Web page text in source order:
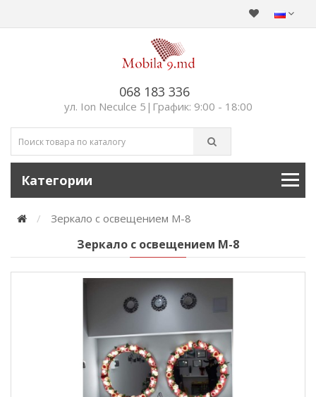
068 183 336
ул. Ion Neculce 5|График: 9:00 - 18:00
Категории
Зеркало c освещением М-8
Зеркало c освещением М-8